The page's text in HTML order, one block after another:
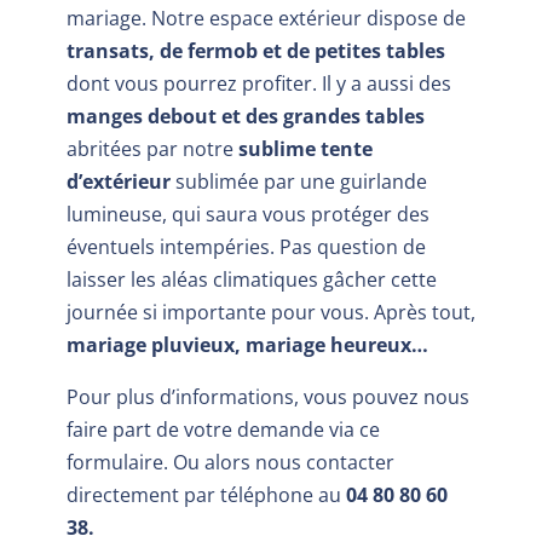
mariage. Notre espace extérieur dispose de
transats, de fermob et de petites tables
dont vous pourrez profiter. Il y a aussi des
manges debout et des grandes tables
abritées par notresublime tente
d’extérieursublimée par une guirlande
lumineuse, qui saura vous protéger des
éventuels intempéries. Pas question de
laisser les aléas climatiques gâcher cette
journée si importante pour vous. Après tout,
mariage pluvieux, mariage heureux…
Pour plus d’informations, vous pouvez nous
faire part de votre demande via ce
formulaire. Ou alors nous contacter
directement par téléphone au 04 80 80 60
38.